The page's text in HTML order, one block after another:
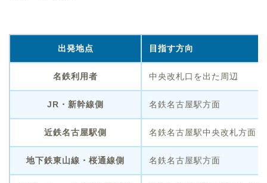
出発地点 目指す方向
名鉄利用者 中央改札口を出た周辺
JR・新幹線側 名鉄名古屋駅方面
近鉄名古屋駅側 名鉄名古屋駅中央改札方面
地下鉄東山線・桜通線側 名鉄名古屋駅方面